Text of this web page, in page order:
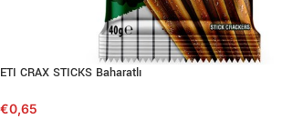
ETI CRAX STICKS Baharatlı
€0,65